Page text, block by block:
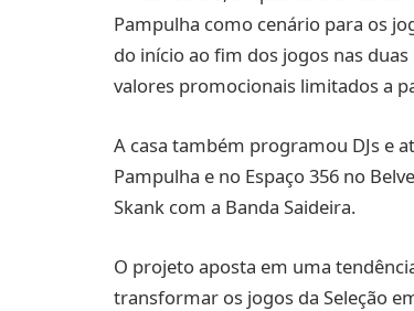
Pampulha como cenário para os
do início ao fim dos jogos nas
valores promocionais limitados a
A casa também programou DJs e
Pampulha e no Espaço 356 no
Skank com a Banda Saideira.
O projeto aposta em uma
transformar os jogos da Seleção